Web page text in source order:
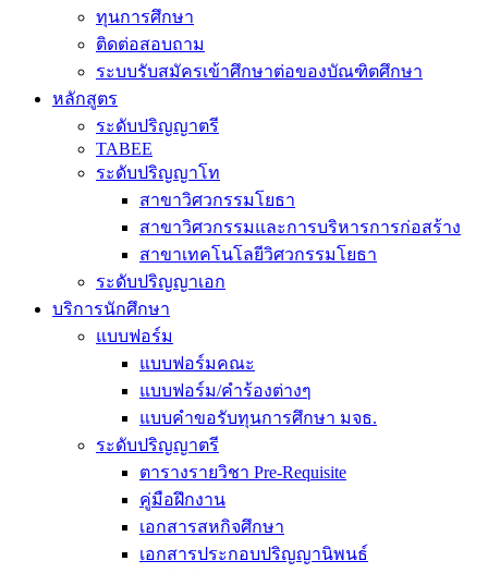
ทุนการศึกษา
ติดต่อสอบถาม
ระบบรับสมัครเข้าศึกษาต่อของบัณฑิตศึกษา
หลักสูตร
ระดับปริญญาตรี
TABEE
ระดับปริญญาโท
สาขาวิศวกรรมโยธา
สาขาวิศวกรรมและการบริหารการก่อสร้าง
สาขาเทคโนโลยีวิศวกรรมโยธา
ระดับปริญญาเอก
บริการนักศึกษา
แบบฟอร์ม
แบบฟอร์มคณะ
แบบฟอร์ม/คำร้องต่างๆ
แบบคำขอรับทุนการศึกษา มจธ.
ระดับปริญญาตรี
ตารางรายวิชา Pre-Requisite
คู่มือฝึกงาน
เอกสารสหกิจศึกษา
เอกสารประกอบปริญญานิพนธ์